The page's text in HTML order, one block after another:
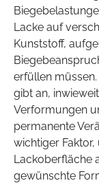
Lacke auf
Kunststoff,
erfüllen
gibt an,
Verformungen
permanente
wichtiger
Lackoberfläche
gewünschte